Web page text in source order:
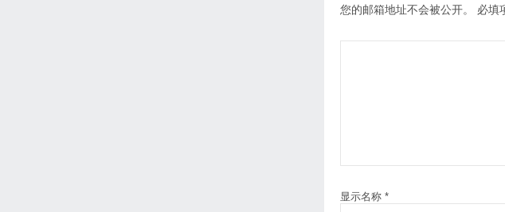
您的邮箱地址不会被公开。 必填
显示名称 *